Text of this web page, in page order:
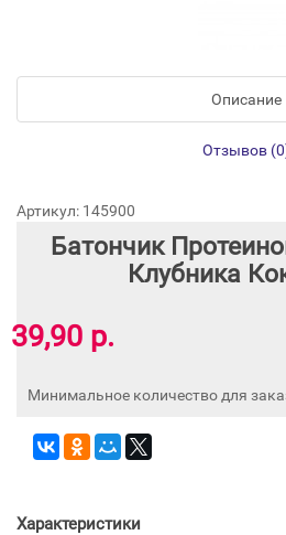
Описание
Отзывов
Артикул: 145900
Батончик
Клубника
39,90 р.
Минимальное количество для
Характеристики